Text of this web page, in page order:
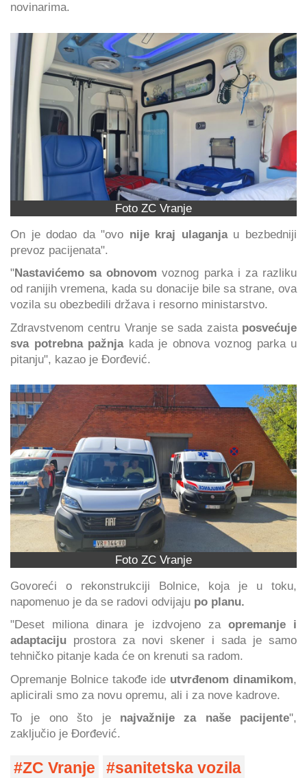
novinarima.
Foto ZC Vranje
On je dodao da "ovo nije kraj ulaganjau bezbedniji
prevoz pacijenata".
"Nastavićemo sa obnovom voznog parka i za razliku
od ranijih vremena, kada su donacije bile sa strane, ova
vozila su obezbedili država i resorno ministarstvo.
Zdravstvenom centru Vranje se sada zaista posvećuje
sva potrebna pažnja kada je obnova voznog parka u
pitanju", kazao je Đorđević.
Foto ZC Vranje
Govoreći o rekonstrukciji Bolnice, koja je u toku,
napomenuo je da se radovi odvijaju po planu.
"Deset miliona dinara je izdvojeno za opremanje i
adaptaciju prostora za novi skener i sada je samo
tehničko pitanje kada će on krenuti sa radom.
Opremanje Bolnice takođe ide utvrđenom dinamikom,
aplicirali smo za novu opremu, ali i za nove kadrove.
To je ono što je najvažnije za naše pacijente",
zaključio je Đorđević.
ZC Vranje
sanitetska vozila